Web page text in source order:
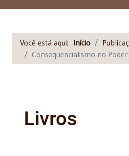
Você está aqui: Início
Consequencialismo no Poder
Livros